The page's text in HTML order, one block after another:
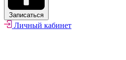
Записаться
Личный кабинет